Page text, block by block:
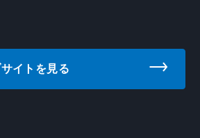
イトを見る